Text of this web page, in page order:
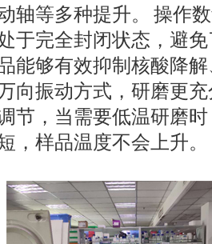
轴等多种提升。 操作
于完全封闭状态，避
能够有效抑制核酸降
向振动方式，研磨更
节，当需要低温研磨
，样品温度不会上升。